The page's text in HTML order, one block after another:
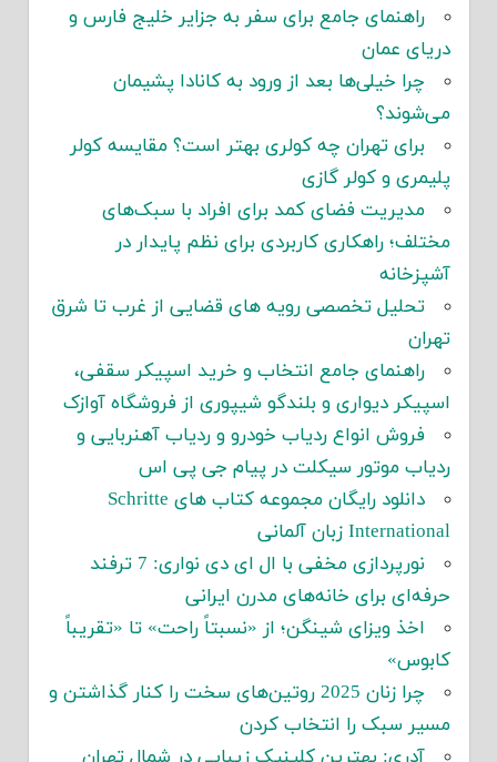
راهنمای جامع برای سفر به جزایر خلیج فارس و
دریای عمان
چرا خیلی‌ها بعد از ورود به کانادا پشیمان
می‌شوند؟
برای تهران چه کولری بهتر است؟ مقایسه کولر
پلیمری و کولر گازی
مدیریت فضای کمد برای افراد با سبک‌های
مختلف؛ راهکاری کاربردی برای نظم پایدار در
آشپزخانه
تحلیل تخصصی رویه های قضایی از غرب تا شرق
تهران
راهنمای جامع انتخاب و خرید اسپیکر سقفی،
اسپیکر دیواری و بلندگو شیپوری از فروشگاه آوازک
فروش انواع ردیاب خودرو و ردیاب آهنربایی و
ردیاب موتور سیکلت در پیام جی پی اس
دانلود رایگان مجموعه کتاب های Schritte
International زبان آلمانی
نورپردازی مخفی با ال ای دی نواری: 7 ترفند
حرفه‌ای برای خانه‌های مدرن ایرانی
اخذ ویزای شینگن؛ از «نسبتاً راحت» تا «تقریباً
کابوس»
چرا زنان 2025 روتین‌های سخت را کنار گذاشتن و
مسیر سبک را انتخاب کردن